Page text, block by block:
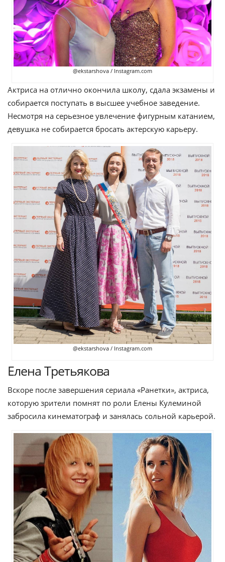
@ekstarshova / Instagram.com
Актриса на отлично окончила школу, сдала экзамены и
собирается поступать в высшее учебное заведение.
Несмотря на серьезное увлечение фигурным катанием,
девушка не собирается бросать актерскую карьеру.
@ekstarshova / Instagram.com
Елена Третьякова
Вскоре после завершения сериала «Ранетки», актриса,
которую зрители помнят по роли Елены Кулеминой
забросила кинематограф и занялась сольной карьерой.